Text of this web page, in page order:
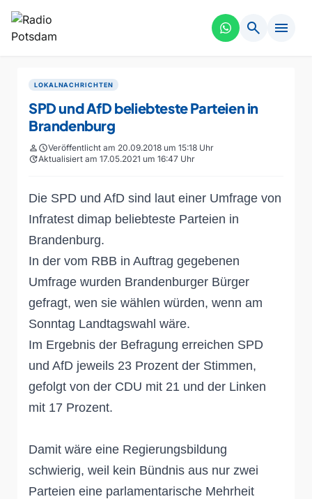
search menu
LOKALNACHRICHTEN
SPD und AfD beliebteste Parteien in
Brandenburg
personscheduleVeröffentlicht am 20.09.2018 um 15:18 Uhr
updateAktualisiert am 17.05.2021 um 16:47 Uhr
Die SPD und AfD sind laut einer Umfrage von
Infratest dimap beliebteste Parteien in
Brandenburg.
In der vom RBB in Auftrag gegebenen
Umfrage wurden Brandenburger Bürger
gefragt, wen sie wählen würden, wenn am
Sonntag Landtagswahl wäre.
Im Ergebnis der Befragung erreichen SPD
und AfD jeweils 23 Prozent der Stimmen,
gefolgt von der CDU mit 21 und der Linken
mit 17 Prozent.
Damit wäre eine Regierungsbildung
schwierig, weil kein Bündnis aus nur zwei
Parteien eine parlamentarische Mehrheit